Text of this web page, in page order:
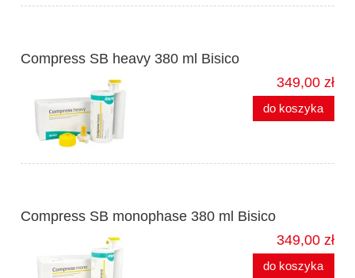
Compress SB heavy 380 ml Bisico
349,00 zł
do koszyka
Compress SB monophase 380 ml Bisico
349,00 zł
do koszyka